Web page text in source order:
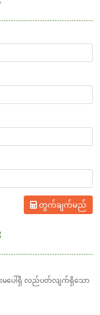
တွက်ချက်မည်
မပေါ်ရှိ လည်ပတ်လျက်ရှိသော